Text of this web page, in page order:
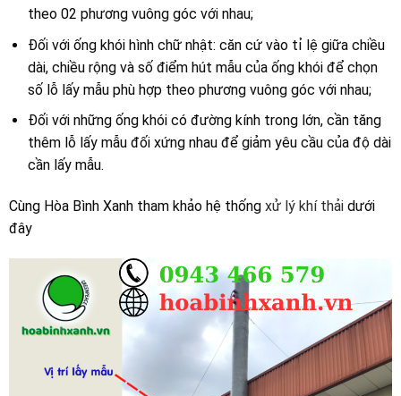
theo 02 phương vuông góc với nhau;
Đối với ống khói hình chữ nhật: căn cứ vào tỉ lệ giữa chiều
dài, chiều rộng và số điểm hút mẫu của ống khói để chọn
số lỗ lấy mẫu phù hợp theo phương vuông góc với nhau;
Đối với những ống khói có đường kính trong lớn, cần tăng
thêm lỗ lấy mẫu đối xứng nhau để giảm yêu cầu của độ dài
cần lấy mẫu.
Cùng Hòa Bình Xanh tham khảo hệ thống xử lý khí thảidưới
đây